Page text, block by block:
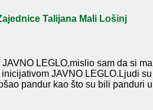
Talijana Mali Lošinj
LEGLO,mislio sam da si
JAVNO LEGLO.Ljudi
pandur kao što su bili panduri